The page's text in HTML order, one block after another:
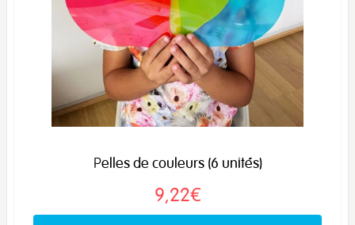
Pelles de couleurs (6 unités)
9,22€